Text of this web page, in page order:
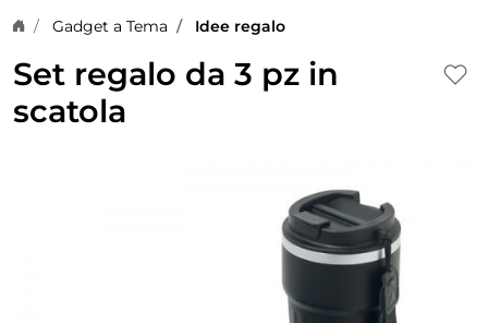
Home page
Gadget a Tema Idee regalo
Set regalo da 3 pz in
scatola